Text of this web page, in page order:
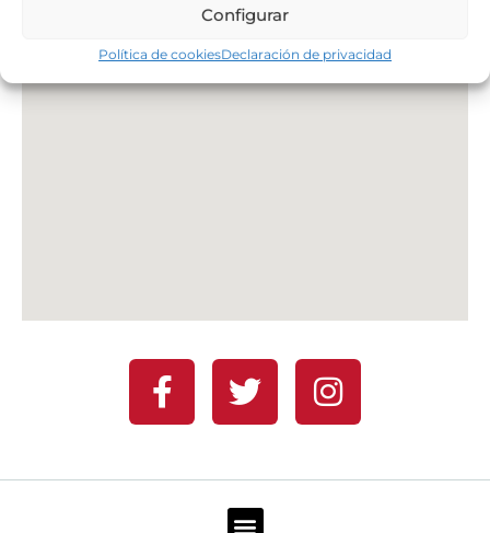
Configurar
Política de cookiesDeclaración de privacidad